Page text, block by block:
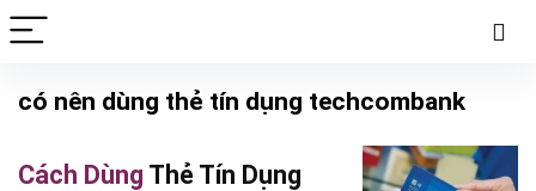
có nên dùng thẻ tín dụng techcombank
Cách Dùng Thẻ Tín Dụng